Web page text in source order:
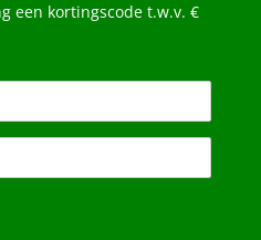
een kortingscode t.w.v. €